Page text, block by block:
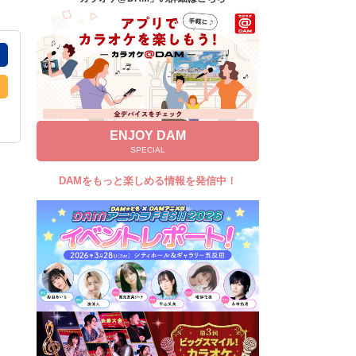
キャンペーン
らせ よくあるご質問
DAMの新曲・ランキングなど
カラオケ最新情報をチェック！
自宅でカラオケ歌い放題！
家族や友達と一緒に！練習にも！
ENJOY DAM
SPECIAL
DAMをもっと楽しめる情報を発信中！